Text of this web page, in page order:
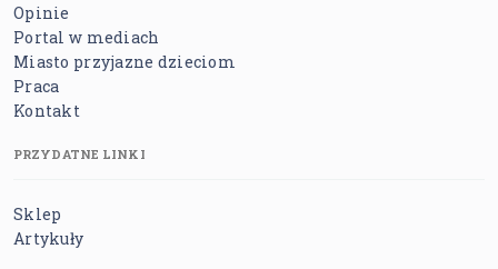
Opinie
Portal w mediach
Miasto przyjazne dzieciom
Praca
Kontakt
PRZYDATNE LINKI
Sklep
Artykuły